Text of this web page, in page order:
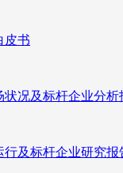
皮书
状况及标杆企业分析
行及标杆企业研究报